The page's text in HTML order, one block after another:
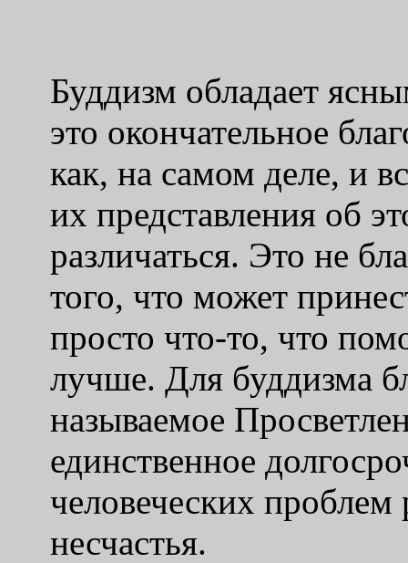
Буддизм обладает
это окончательное
как, на самом деле, и
их представления об
различаться. Это не
того, что может
просто что-то, что
лучше. Для буддизма
называемое
единственное
человеческих проблем
несчастья.